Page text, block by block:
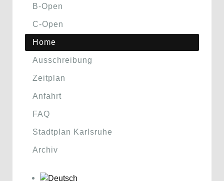
B-Open
C-Open
Home
Ausschreibung
Zeitplan
Anfahrt
FAQ
Stadtplan Karlsruhe
Archiv